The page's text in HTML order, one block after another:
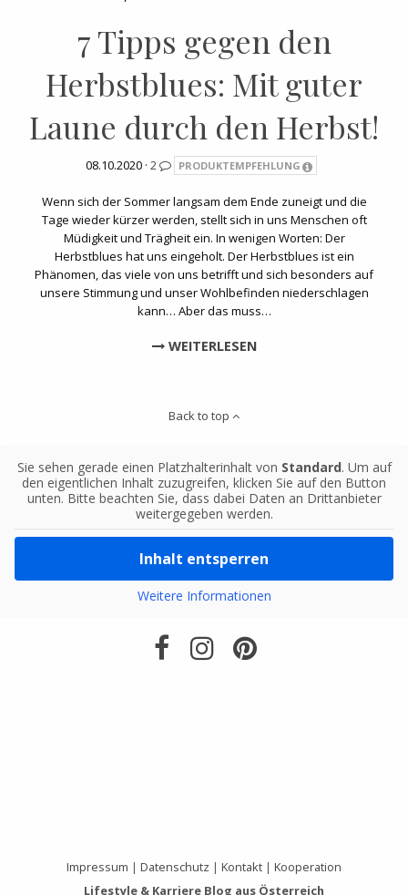
7 Tipps gegen den
Herbstblues: Mit guter
Laune durch den Herbst!
08.10.2020 · 2 PRODUKTEMPFEHLUNG
Wenn sich der Sommer langsam dem Ende zuneigt und die
Tage wieder kürzer werden, stellt sich in uns Menschen oft
Müdigkeit und Trägheit ein. In wenigen Worten: Der
Herbstblues hat uns eingeholt. Der Herbstblues ist ein
Phänomen, das viele von uns betrifft und sich besonders auf
unsere Stimmung und unser Wohlbefinden niederschlagen
kann… Aber das muss…
WEITERLESEN
Back to top
Sie sehen gerade einen Platzhalterinhalt von Standard. Um auf
den eigentlichen Inhalt zuzugreifen, klicken Sie auf den Button
unten. Bitte beachten Sie, dass dabei Daten an Drittanbieter
weitergegeben werden.
Inhalt entsperren
Weitere Informationen
Impressum | Datenschutz | Kontakt | Kooperation
Lifestyle & Karriere Blog aus Österreich